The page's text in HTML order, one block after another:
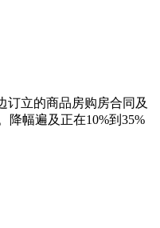
订立的商品房购房合同及
幅遍及正在10%到35%